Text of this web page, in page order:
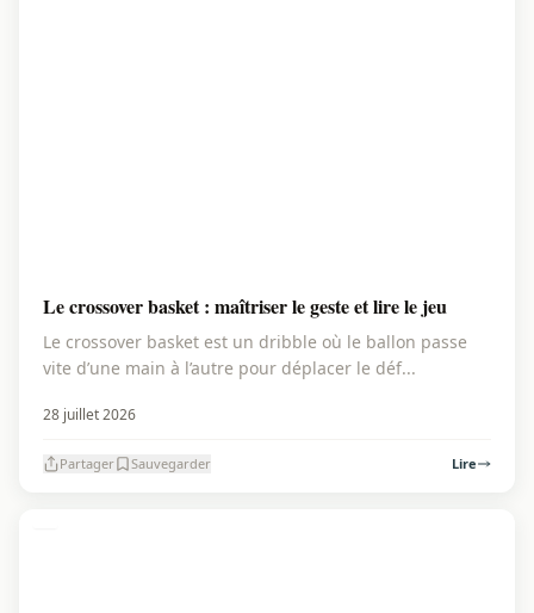
Le crossover basket : maîtriser le geste et lire le jeu
Le crossover basket est un dribble où le ballon passe
vite d’une main à l’autre pour déplacer le déf...
28 juillet 2026
Partager Sauvegarder Lire